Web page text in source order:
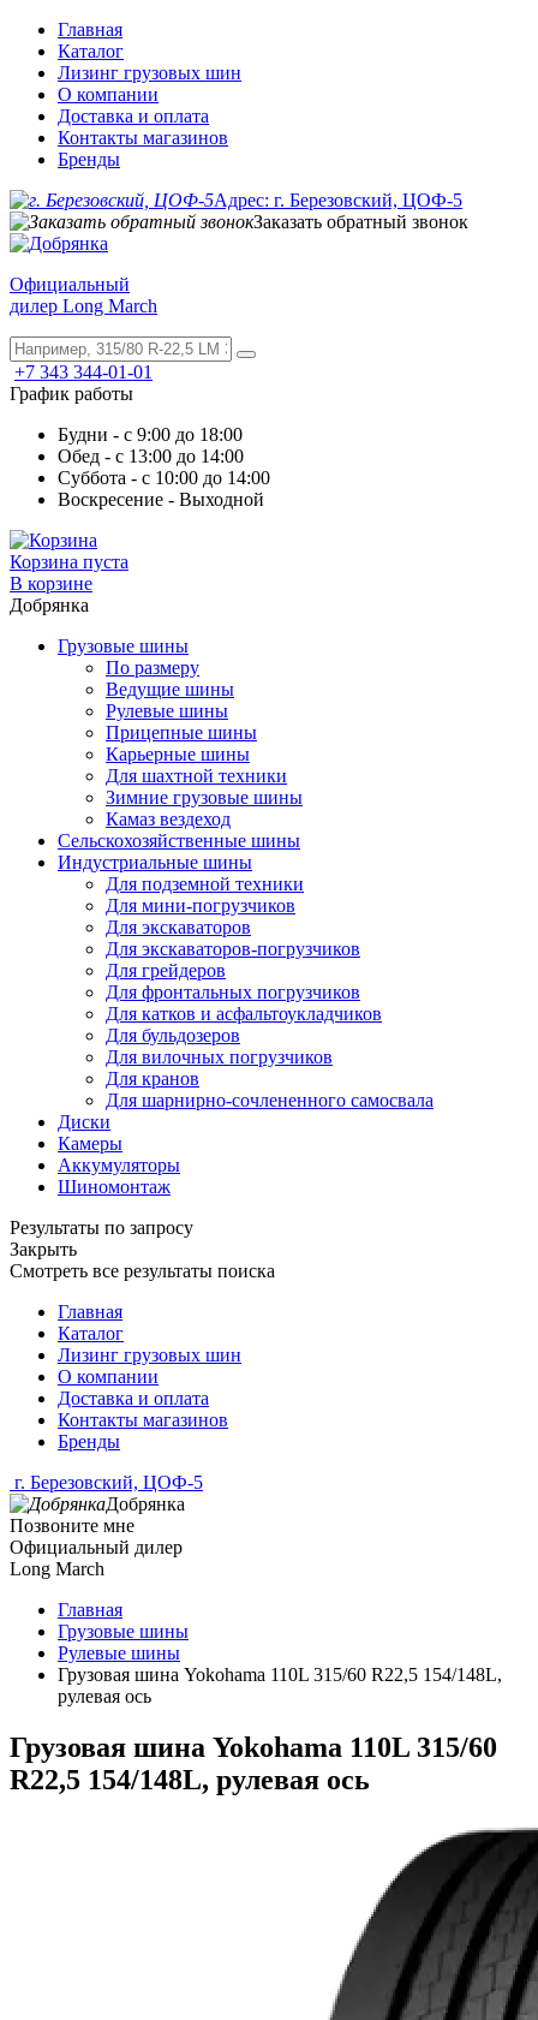
Главная
Каталог
Лизинг грузовых шин
О компании
Доставка и оплата
Контакты магазинов
Бренды
Адрес: г. Березовский, ЦОФ-5
Заказать обратный звонок
Официальный
дилер Long March
+7 343 344-01-01
График работы
Будни - с 9:00 до 18:00
Обед - с 13:00 до 14:00
Суббота - с 10:00 до 14:00
Воскресение - Выходной
Корзина пуста
В корзине
Добрянка
Грузовые шины
По размеру
Ведущие шины
Рулевые шины
Прицепные шины
Карьерные шины
Для шахтной техники
Зимние грузовые шины
Камаз вездеход
Сельскохозяйственные шины
Индустриальные шины
Для подземной техники
Для мини-погрузчиков
Для экскаваторов
Для экскаваторов-погрузчиков
Для грейдеров
Для фронтальных погрузчиков
Для катков и асфальтоукладчиков
Для бульдозеров
Для вилочных погрузчиков
Для кранов
Для шарнирно-сочлененного самосвала
Диски
Камеры
Аккумуляторы
Шиномонтаж
Результаты по запросу
Закрыть
Смотреть все результаты поиска
Главная
Каталог
Лизинг грузовых шин
О компании
Доставка и оплата
Контакты магазинов
Бренды
г. Березовский, ЦОФ-5
Добрянка
Позвоните мне
Официальный дилер
Long March
Главная
Грузовые шины
Рулевые шины
Грузовая шина Yokohama 110L 315/60 R22,5 154/148L,
рулевая ось
Грузовая шина Yokohama 110L 315/60
R22,5 154/148L, рулевая ось